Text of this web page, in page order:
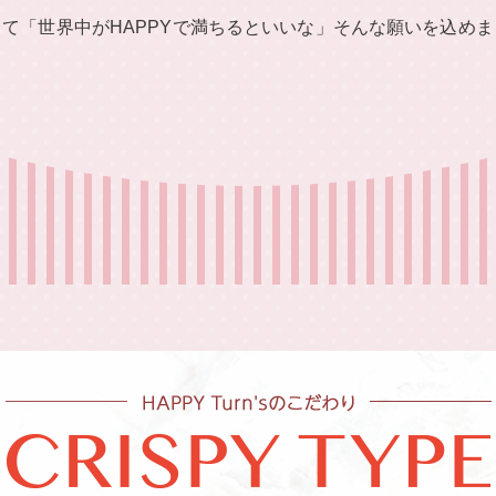
「世界中がHAPPYで満ちるといいな」 そんな願いを込め